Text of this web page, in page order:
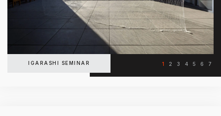
1 2 3 4 5 6 7
IGARASHI SEMINAR